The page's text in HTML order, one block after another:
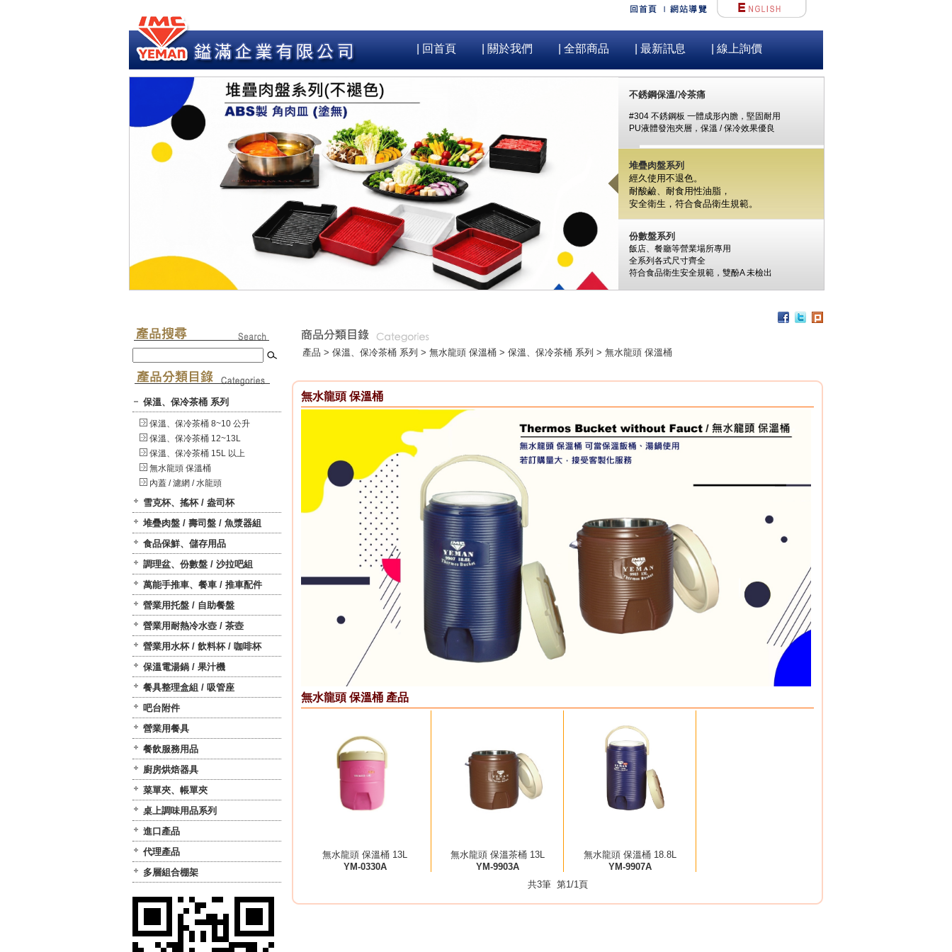
| 回首頁 | 關於我們 | 全部商品 | 最新訊息 | 線上詢價
不銹鋼保溫/冷茶痛
#304 不銹鋼板 一體成形內膽，堅固耐用
PU液體發泡夾層，保溫 / 保冷效果優良
堆疊肉盤系列
經久使用不退色。
耐酸鹼、耐食用性油脂，
安全衛生， 符合食品衛生規範。
份數盤系列
飯店、餐廳等營業場所專用
全系列各式尺寸齊全
符合食品衛生安全規範， 雙酚A未檢出
可用於洗碗機、冰箱、冷凍庫
杯架組
保溫、保冷茶桶 系列
保溫、保冷茶桶 8~10 公升
保溫、保冷茶桶 12~13L
保溫、保冷茶桶 15L 以上
無水龍頭 保溫桶
內蓋 / 濾網 / 水龍頭
雪克杯、搖杯 / 盎司杯
堆疊肉盤 / 壽司盤 / 魚漿器組
食品保鮮、儲存用品
調理盆、份數盤 / 沙拉吧組
萬能手推車、餐車 / 推車配件
營業用托盤 / 自助餐盤
營業用耐熱冷水壺 / 茶壺
營業用水杯 / 飲料杯 / 咖啡杯
保溫電湯鍋 / 果汁機
餐具整理盒組 / 吸管座
吧台附件
營業用餐具
餐飲服務用品
廚房烘焙器具
菜單夾、帳單夾
桌上調味用品系列
進口產品
代理產品
多層組合棚架
產品 > 保溫、保冷茶桶 系列 > 無水龍頭 保溫桶 > 保溫、保冷茶桶 系列 > 無水龍頭 保溫桶
無水龍頭 保溫桶
無水龍頭 保溫桶 產品
無水龍頭 保溫桶 13L
YM-0330A
無水龍頭 保溫茶桶 13L
YM-9903A
無水龍頭 保溫桶 18.8L
YM-9907A
共3筆 第1/1頁